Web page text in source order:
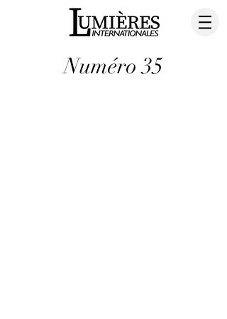
Numéro 35